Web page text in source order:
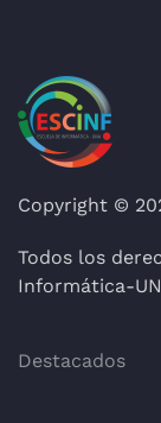
Copyright ©
Todos los
Informática-
Destacados